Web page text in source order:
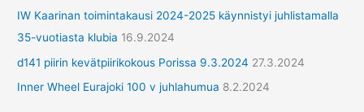
IW Kaarinan toimintakausi 2024-2025 käynnistyi juhlistamalla
35-vuotiasta klubia 16.9.2024
d141 piirin kevätpiirikokous Porissa 9.3.2024 27.3.2024
Inner Wheel Eurajoki 100 v juhlahumua 8.2.2024